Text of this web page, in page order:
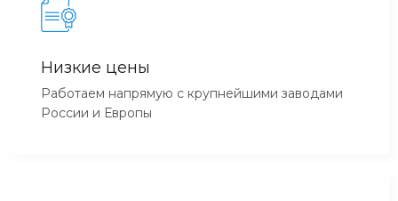
Низкие цены
Работаем напрямую с крупнейшими заводами
России и Европы